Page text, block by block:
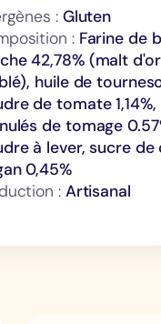
: Gluten
: Farine de
42,78% (malt
huile de
de tomate 1,14%,
de tomage
à lever, sucre de
0,45%
: Artisanal